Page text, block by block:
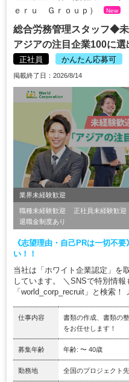
ｅｒｕ Ｇｒｏｕｐ）
New
総合労務管理スタッフ◆
アジアの注目企業100に
正社員 かんたん応募可
掲載終了日：2026/8/14
業界未経験歓迎
職種未経験歓迎 正社員未経験歓迎
退職金制度あり
《志望理由・自己PRは一切不
い！！
当社は「ホワイト企業認定」を
しています。 ＼SNSで特別情
「world_corp_recruit」と検索！
仕事内容
書類の作成、書類の
をお任せします！
募集年齢 年齢: 〜 40歳
勤務地 全国のプロジェクト先